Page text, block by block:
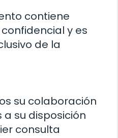
contiene
y es
de la
su colaboración
su disposición
consulta